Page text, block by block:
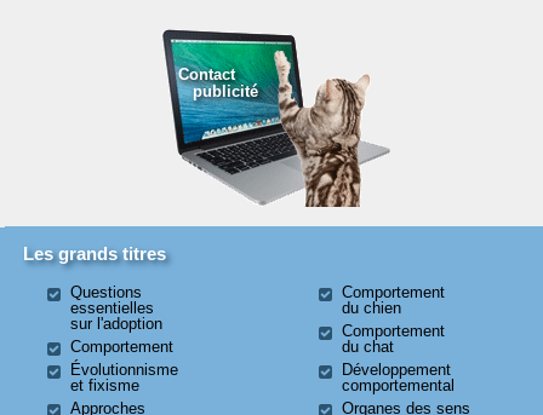
Contact
publicité
Les grands titres
Questions
essentielles
sur l'adoption
Comportement
Évolutionnisme
et fixisme
Approches
Comportement
du chien
Comportement
du chat
Développement
comportemental
Organes des sens